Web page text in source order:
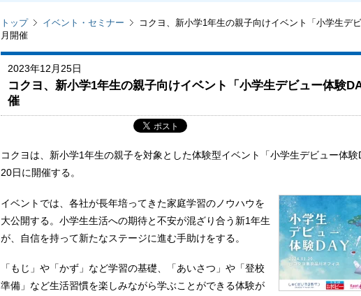
トップ イベント・セミナー
コクヨ、新小学1年生の親子向けイベント「小学生デ
月開催
2023年12月25日
コクヨ、新小学1年生の親子向けイベント「小学生デビュー体験
催
コクヨは、新小学1年生の親子を対象とした体験型イベント「小学生デビュー体験
20日に開催する。
イベントでは、各社が長年培ってきた家庭学習のノウハウを
大公開する。小学生生活への期待と不安が混ざり合う新1年生
が、自信を持って新たなステージに進む手助けをする。
「もじ」や「かず」など学習の基礎、「あいさつ」や「登校
準備」など生活習慣を楽しみながら学ぶことができる体験が